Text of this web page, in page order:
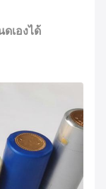
เองได้